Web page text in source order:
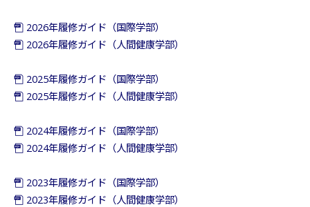
2026年履修ガイド（国際学部）
2026年履修ガイド（人間健康学部）
2025年履修ガイド（国際学部）
2025年履修ガイド（人間健康学部）
2024年履修ガイド（国際学部）
2024年履修ガイド（人間健康学部）
2023年履修ガイド（国際学部）
2023年履修ガイド（人間健康学部）